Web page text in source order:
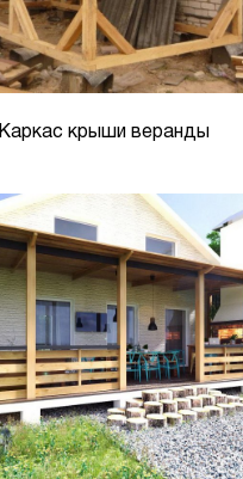
Каркас крыши веранды